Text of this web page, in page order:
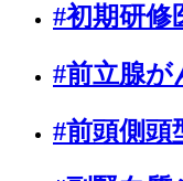
#初期研修
#前立腺が
#前頭側頭